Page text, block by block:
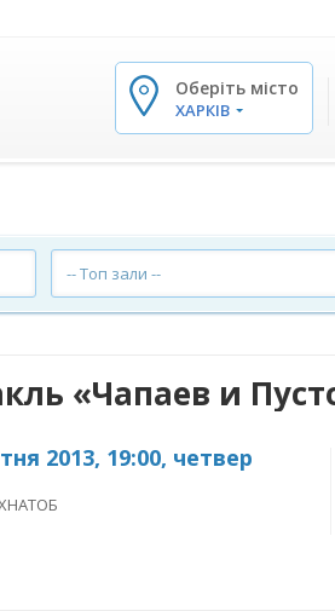
Оберіть місто
ХАРКІВ
-- Топ зали --
«Чапаев и
2013, 19:00, четвер